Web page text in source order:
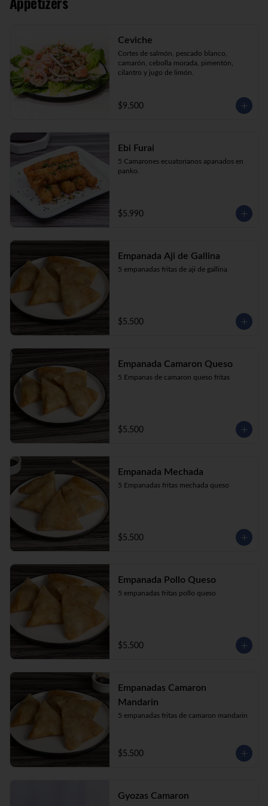
Katsu Roll (10) Pollo, queso crema,
cebollín, apanado en panko.
Ceviche
Cortes de salmón, pescado blanco,
camarón, cebolla morada, pimentón,
cilantro y jugo de limón.
$9.500
Ebi Furai
5 Camarones ecuatorianos apanados en
panko.
$5.990
Empanada Aji de Gallina
5 empanadas fritas de aji de gallina
$5.500
Empanada Camaron Queso
5 Empanas de camaron queso fritas
$5.500
Empanada Mechada
5 Empanadas fritas mechada queso
$5.500
Empanada Pollo Queso
5 empanadas fritas pollo queso
$5.500
Empanadas Camaron
Mandarin
5 empanadas fritas de camaron mandarin
$5.500
Gyozas Camaron